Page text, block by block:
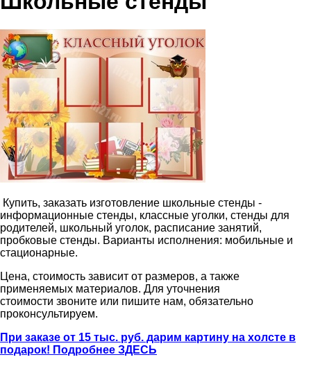
Купить, заказать изготовление школьные стенды -
информационные стенды, классные уголки, стенды для
родителей, школьный уголок, расписание занятий,
пробковые стенды. Варианты исполнения: мобильные и
стационарные.
Цена, стоимость зависит от размеров, а также
применяемых материалов. Для уточнения
стоимости звоните или пишите нам, обязательно
проконсультируем.
При заказе от 15 тыс. руб. дарим картину на холсте в
подарок! Подробнее ЗДЕСЬ